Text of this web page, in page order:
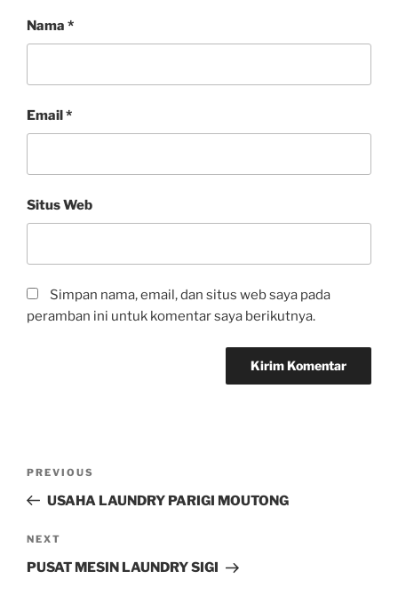
Nama *
Email*
Situs Web
Simpan nama, email, dan situs web saya pada
peramban ini untuk komentar saya berikutnya.
PREVIOUS
USAHA LAUNDRY PARIGI MOUTONG
NEXT
PUSAT MESIN LAUNDRY SIGI